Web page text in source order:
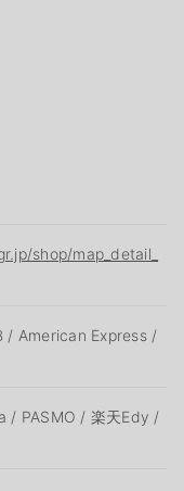
shop/map_detail_
/ American Express /
/ PASMO / 楽天Edy /